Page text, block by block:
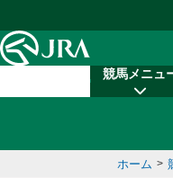
競馬メニュ
ホーム >